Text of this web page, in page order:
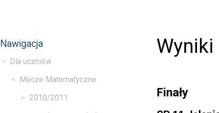
Nawigacja
Dla uczniów
Mecze Matematyczne
2010/2011
Finały